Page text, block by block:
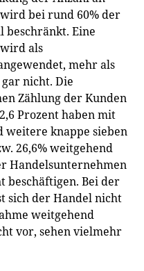
bei rund 60% der
beschränkt. Eine
als
mehr als
nicht. Die
Zählung der Kunden
Prozent haben mit
weitere knappe sieben
26,6% weitgehend
Handelsunternehmen
beschäftigen. Bei der
sich der Handel nicht
weitgehend
vor, sehen vielmehr